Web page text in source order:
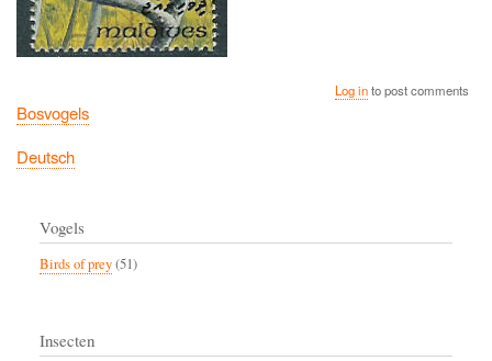
Log into post comments
Bosvogels
Deutsch
Vogels
Birds of prey(51)
Insecten